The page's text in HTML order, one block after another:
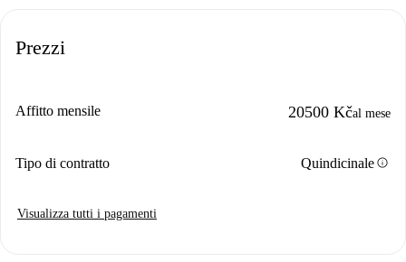
Prezzi
Affitto mensile 20500 Kčal mese
Tipo di contratto Quindicinaleinfo
Visualizza tutti i pagamenti